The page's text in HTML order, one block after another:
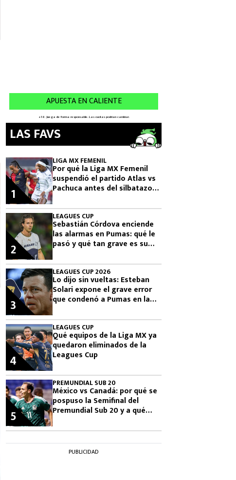
LAS FAVS
LIGA MX FEMENIL
Por qué la Liga MX Femenil
suspendió el partido Atlas vs
Pachuca antes del silbatazo
1
LEAGUES CUP
Sebastián Córdova enciende
las alarmas en Pumas: qué le
pasó y qué tan grave es su
2
LEAGUES CUP 2026
Lo dijo sin vueltas: Esteban
Solari expone el grave error
que condenó a Pumas en la
3
LEAGUES CUP
Qué equipos de la Liga MX ya
quedaron eliminados de la
Leagues Cup
4
PREMUNDIAL SUB 20
México vs Canadá: por qué se
pospuso la Semifinal del
Premundial Sub 20 y a qué
5
PUBLICIDAD